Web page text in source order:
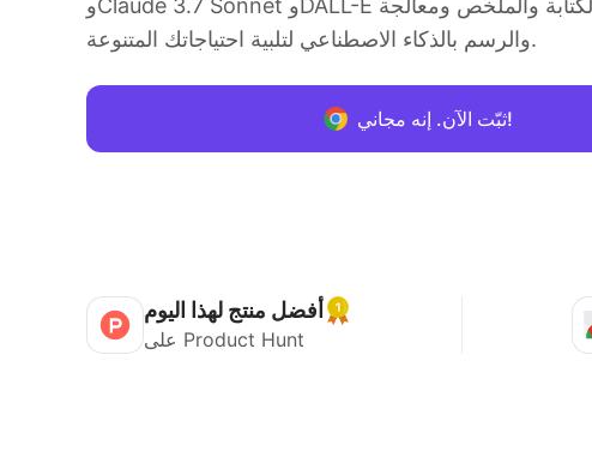
وClaude 3.7 Sonnet وDALL-E للترجمة والكتابة والملخص ومعالجة PDF
والرسم بالذكاء الاصطناعي لتلبية احتياجاتك المتنوعة.
ثبّت الآن. إنه مجاني!
أفضل منتج لهذا اليوم
على Product Hunt